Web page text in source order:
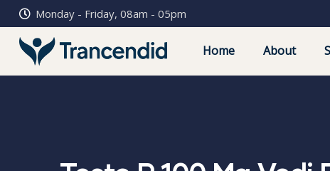
Monday - Friday, 08am - 05pm
Home About